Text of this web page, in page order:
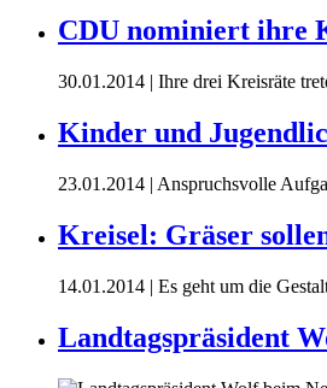
CDU nominiert ihre
30.01.2014 | Ihre drei Kreisräte
Kinder und
23.01.2014 | Anspruchsvolle
Kreisel: Gräser
14.01.2014 | Es geht um die
Landtagspräsident